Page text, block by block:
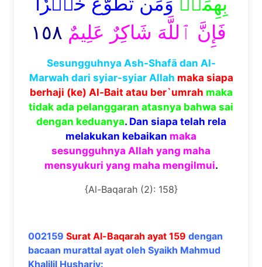
فَإِنَّ ٱللَّهَ شَاكِرٌ عَلِيمٌ ١٥٨
Sesungguhnya Ash-Shafā dan Al-
Marwah dari syiar-syiar Allah maka siapa
berhaji (ke) Al-Bait atau ber`umrah maka
tidak ada pelanggaran atasnya bahwa sai
dengan keduanya. Dan siapa telah rela
melakukan kebaikan maka
sesungguhnya Allah yang maha
mensyukuri yang maha mengilmui.
{Al-Baqarah (2): 158}
002159 Surat Al-Baqarah ayat 159 dengan
bacaan murattal ayat oleh Syaikh Mahmud
Khalilil Hushariy: